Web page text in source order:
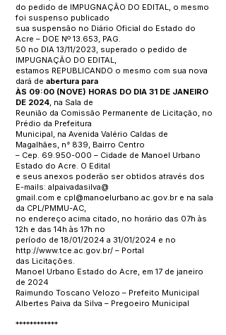
do pedido de IMPUGNAÇÃO DO EDITAL, o mesmo
foi suspenso publicado
sua suspensão no Diário Oficial do Estado do
Acre – DOE Nº 13.653, PAG.
50 no DIA 13/11/2023, superado o pedido de
IMPUGNAÇÃO DO EDITAL,
estamos REPUBLICANDO o mesmo com sua nova
dará de abertura para
ÀS 09:00 (NOVE) HORAS DO DIA 31 DE JANEIRO
DE 2024, na Sala de
Reunião da Comissão Permanente de Licitação, no
Prédio da Prefeitura
Municipal, na Avenida Valério Caldas de
Magalhães, n° 839, Bairro Centro
– Cep. 69.950-000 – Cidade de Manoel Urbano
Estado do Acre. O Edital
e seus anexos poderão ser obtidos através dos
E-mails: alpaivadasilva@
gmail.com e cpl@manoelurbano.ac.gov.br e na sala
da CPL/PMMU-AC,
no endereço acima citado, no horário das 07h às
12h e das 14h às 17h no
período de 18/01/2024 a 31/01/2024 e no
http://www.tce.ac.gov.br/ – Portal
das Licitações.
Manoel Urbano Estado do Acre, em 17 de janeiro
de 2024
Raimundo Toscano Velozo – Prefeito Municipal
Albertes Paiva da Silva – Pregoeiro Municipal
************